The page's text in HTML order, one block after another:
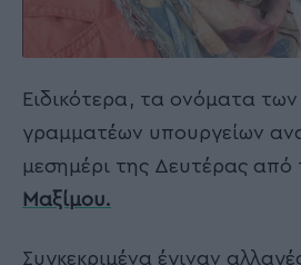
Ειδικότερα, τα ονόματα των
γραμματέων υπουργείων
μεσημέρι της Δευτέρας από
Μαξίμου.
Συγκεκριμένα έγιναν